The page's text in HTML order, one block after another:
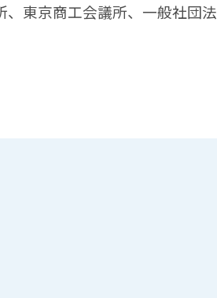
東京商工会議所、一般社団法